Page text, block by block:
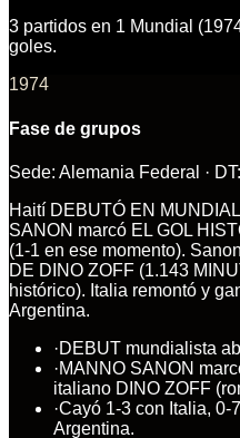
3 partidos en 1 Mundial
goles.
1974
Fase de grupos
Sede: Alemania Federal · DT:
Haití DEBUTÓ EN
SANON marcó EL GOL
(1-1 en ese momento).
DE DINO ZOFF (1.143
histórico). Italia remontó y
Argentina.
·DEBUT mundialista
·MANNO SANON
italiano DINO ZOFF
·Cayó 1-3 con Italia, 0-
Argentina.